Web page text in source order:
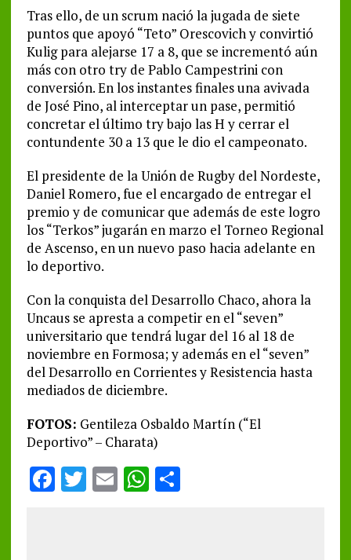
Tras ello, de un scrum nació la jugada de siete
puntos que apoyó “Teto” Orescovich y convirtió
Kulig para alejarse 17 a 8, que se incrementó aún
más con otro try de Pablo Campestrini con
conversión. En los instantes finales una avivada
de José Pino, al interceptar un pase, permitió
concretar el último try bajo las H y cerrar el
contundente 30 a 13 que le dio el campeonato.
El presidente de la Unión de Rugby del Nordeste,
Daniel Romero, fue el encargado de entregar el
premio y de comunicar que además de este logro
los “Terkos” jugarán en marzo el Torneo Regional
de Ascenso, en un nuevo paso hacia adelante en
lo deportivo.
Con la conquista del Desarrollo Chaco, ahora la
Uncaus se apresta a competir en el “seven”
universitario que tendrá lugar del 16 al 18 de
noviembre en Formosa; y además en el “seven”
del Desarrollo en Corrientes y Resistencia hasta
mediados de diciembre.
FOTOS: Gentileza Osbaldo Martín (“El
Deportivo” – Charata)
F T E WS